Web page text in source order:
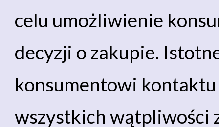
celu umożliwienie
decyzji o zakupie.
konsumentowi
wszystkich wątpliwości